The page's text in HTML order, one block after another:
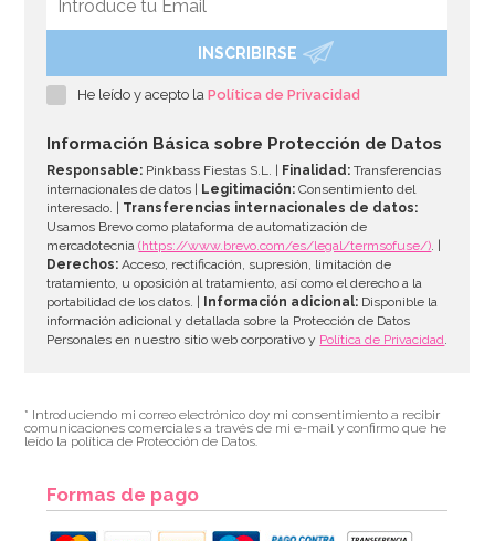
INSCRIBIRSE
He leído y acepto laPolítica de Privacidad
Información Básica sobre Protección de Datos
Responsable: Pinkbass Fiestas S.L. | Finalidad: Transferencias
internacionales de datos |
Legitimación: Consentimiento del
interesado. | Transferencias internacionales de datos:
Usamos Brevo como plataforma de automatización de
mercadotecnia(https://www.brevo.com/es/legal/termsofuse/). |
Derechos: Acceso, rectificación, supresión, limitación de
tratamiento, u oposición al tratamiento, así como el derecho a la
portabilidad de los datos. |
Información adicional: Disponible la
información adicional y detallada sobre la Protección de Datos
Personales en nuestro sitio web corporativo y Política de Privacidad.
* Introduciendo mi correo electrónico doy mi consentimiento a recibir
comunicaciones comerciales a través de mi e-mail y confirmo que he
leído la política de Protección de Datos.
Formas de pago